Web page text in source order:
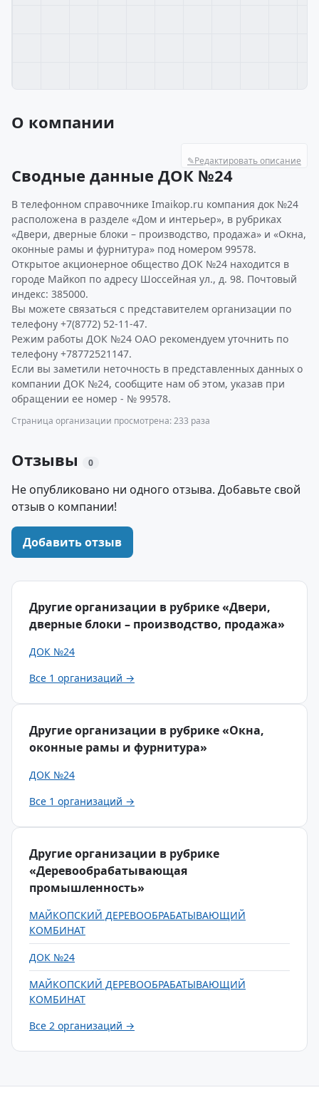
О компании
✎Редактировать описание
Сводные данные ДОК №24
В телефонном справочнике Imaikop.ru компания док №24
расположена в разделе «Дом и интерьер», в рубриках
«Двери, дверные блоки – производство, продажа» и «Окна,
оконные рамы и фурнитура» под номером 99578.
Открытое акционерное общество ДОК №24 находится в
городе Майкоп по адресу Шоссейная ул., д. 98. Почтовый
индекс: 385000.
Вы можете связаться с представителем организации по
телефону +7(8772) 52-11-47.
Режим работы ДОК №24 ОАО рекомендуем уточнить по
телефону +78772521147.
Если вы заметили неточность в представленных данных о
компании ДОК №24, сообщите нам об этом, указав при
обращении ее номер - № 99578.
Страница организации просмотрена: 233 раза
Отзывы 0
Не опубликовано ни одного отзыва. Добавьте свой
отзыв о компании!
Добавить отзыв
Другие организации в рубрике «Двери,
дверные блоки – производство, продажа»
ДОК №24
Все 1 организаций →
Другие организации в рубрике «Окна,
оконные рамы и фурнитура»
ДОК №24
Все 1 организаций →
Другие организации в рубрике
«Деревообрабатывающая
промышленность»
МАЙКОПСКИЙ ДЕРЕВООБРАБАТЫВАЮЩИЙ
КОМБИНАТ
ДОК №24
МАЙКОПСКИЙ ДЕРЕВООБРАБАТЫВАЮЩИЙ
КОМБИНАТ
Все 2 организаций →